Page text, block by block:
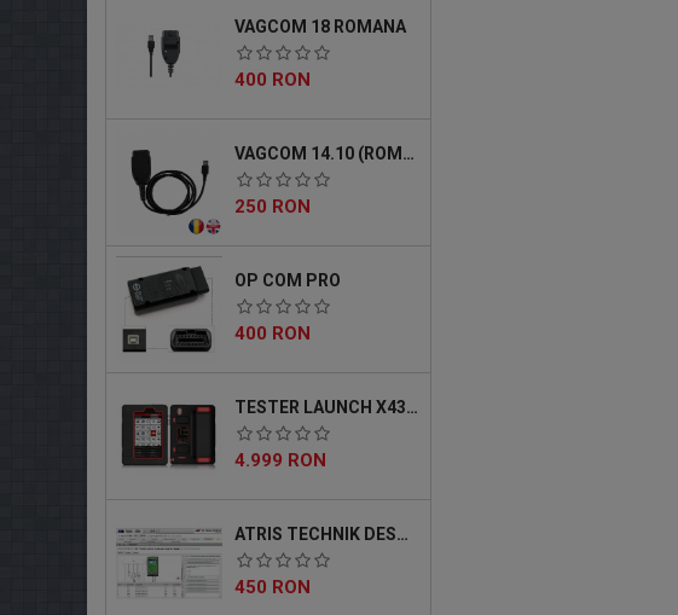
VAGCOM 18 ROMANA
Pret
400 RON
VAGCOM 14.10 (ROMANA)
Pret
250 RON
OP COM PRO
Pret
400 RON
TESTER LAUNCH X431 MASTER 5 PRO
Pret
4.999 RON
ATRIS TECHNIK DESCARCABIL
Pret
450 RON